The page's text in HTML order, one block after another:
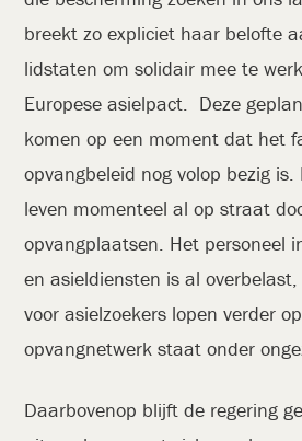
breekt zo expliciet haar belofte
lidstaten om solidair mee te
Europese asielpact. Deze
komen op een moment dat het
opvangbeleid nog volop bezig
leven momenteel al op straat
opvangplaatsen. Het personeel
en asieldiensten is al
voor asielzoekers lopen verder
opvangnetwerk staat onder
Daarbovenop blijft de regering